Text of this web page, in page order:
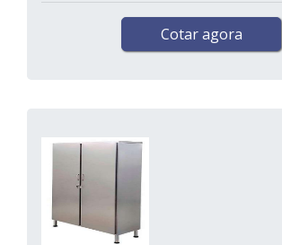
Cotar agora